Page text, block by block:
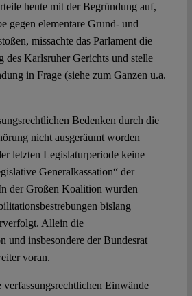
heute mit der Begründung auf,
gegen elementare Grund- und
missachte das Parlament die
des Karlsruher Gerichts und stelle
in Frage (siehe zum Ganzen u.a.
Bedenken durch die
nicht ausgeräumt worden
letzten Legislaturperiode keine
Generalkassation“ der
der Großen Koalition wurden
bislang
Allein die
und insbesondere der Bundesrat
voran.
verfassungsrechtlichen Einwände